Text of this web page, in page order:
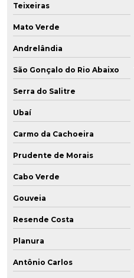
Teixeiras
Mato Verde
Andrelândia
São Gonçalo do Rio Abaixo
Serra do Salitre
Ubaí
Carmo da Cachoeira
Prudente de Morais
Cabo Verde
Gouveia
Resende Costa
Planura
Antônio Carlos